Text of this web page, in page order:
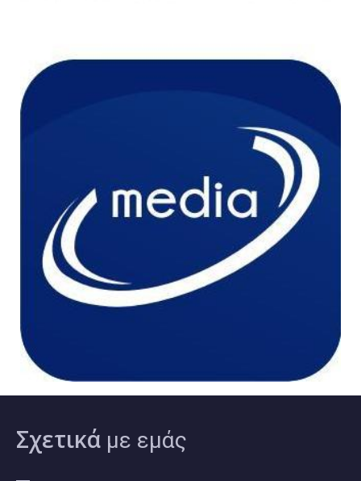
Σχετικά με εμάς